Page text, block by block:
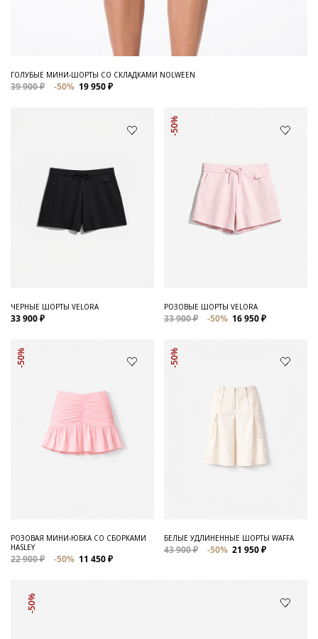
ГОЛУБЫЕ МИНИ-ШОРТЫ СО СКЛАДКАМИ NOLWEEN
39 900 ₽ -50% 19 950 ₽
ЧЕРНЫЕ ШОРТЫ VELORA
33 900 ₽
-50%
РОЗОВЫЕ ШОРТЫ VELORA
33 900 ₽ -50% 16 950 ₽
-50%
РОЗОВАЯ МИНИ-ЮБКА СО СБОРКАМИ
HASLEY
22 900 ₽ -50% 11 450 ₽
-50%
БЕЛЫЕ УДЛИНЕННЫЕ ШОРТЫ WAFFA
43 900 ₽ -50% 21 950 ₽
-50%